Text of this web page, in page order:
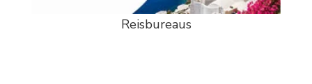
Reisbureaus